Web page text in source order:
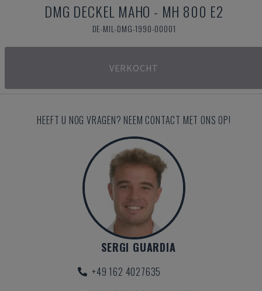
DMG DECKEL MAHO - MH 800 E2
DE-MIL-DMG-1990-00001
VERKOCHT
HEEFT U NOG VRAGEN? NEEM CONTACT MET ONS OP!
SERGI GUARDIA
+49 162 4027635